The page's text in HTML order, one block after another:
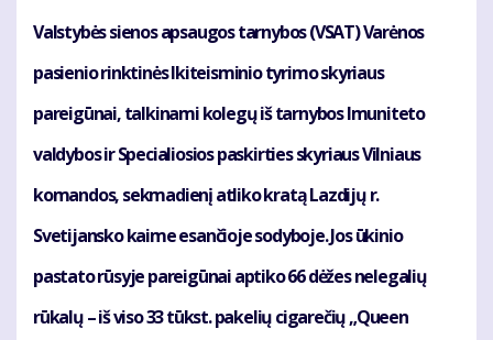
Valstybės sienos apsaugos tarnybos (VSAT) Varėnos
pasienio rinktinės Ikiteisminio tyrimo skyriaus
pareigūnai, talkinami kolegų iš tarnybos Imuniteto
valdybos ir Specialiosios paskirties skyriaus Vilniaus
komandos, sekmadienį atliko kratą Lazdijų r.
Svetijansko kaime esančioje sodyboje. Jos ūkinio
pastato rūsyje pareigūnai aptiko 66 dėžes nelegalių
rūkalų – iš viso 33 tūkst. pakelių cigarečių „Queen